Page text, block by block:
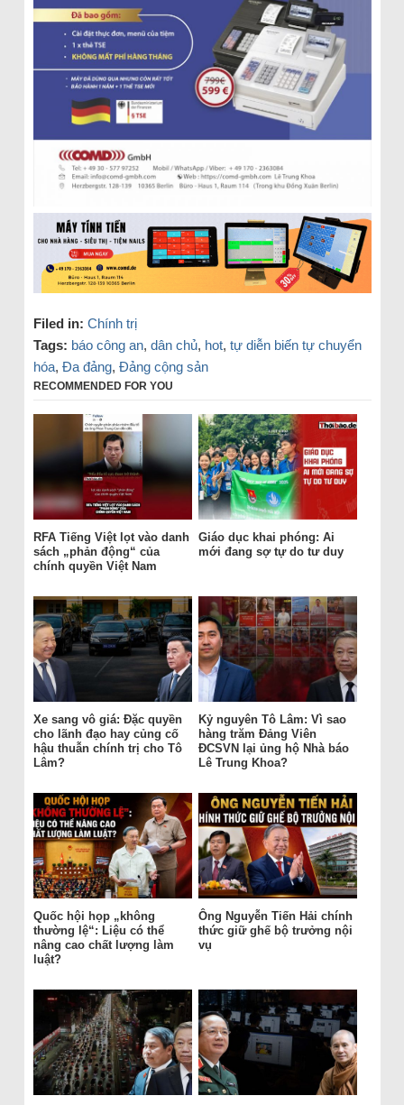
Filed in: Chính trị
Tags: báo công an, dân chủ, hot, tự diễn biến tự chuyển
hóa, Đa đảng, Đảng cộng sản
RECOMMENDED FOR YOU
RFA Tiếng Việt lọt vào danh
sách „phản động“ của
chính quyền Việt Nam
Giáo dục khai phóng: Ai
mới đang sợ tự do tư duy
Xe sang vô giá: Đặc quyền
cho lãnh đạo hay củng cố
hậu thuẫn chính trị cho Tô
Lâm?
Kỷ nguyên Tô Lâm: Vì sao
hàng trăm Đảng Viên
ĐCSVN lại ủng hộ Nhà báo
Lê Trung Khoa?
Quốc hội họp „không
thường lệ“: Liệu có thể
nâng cao chất lượng làm
luật?
Ông Nguyễn Tiến Hải chính
thức giữ ghế bộ trưởng nội
vụ